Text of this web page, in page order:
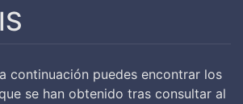
continuación puedes encontrar los
se han obtenido tras consultar al